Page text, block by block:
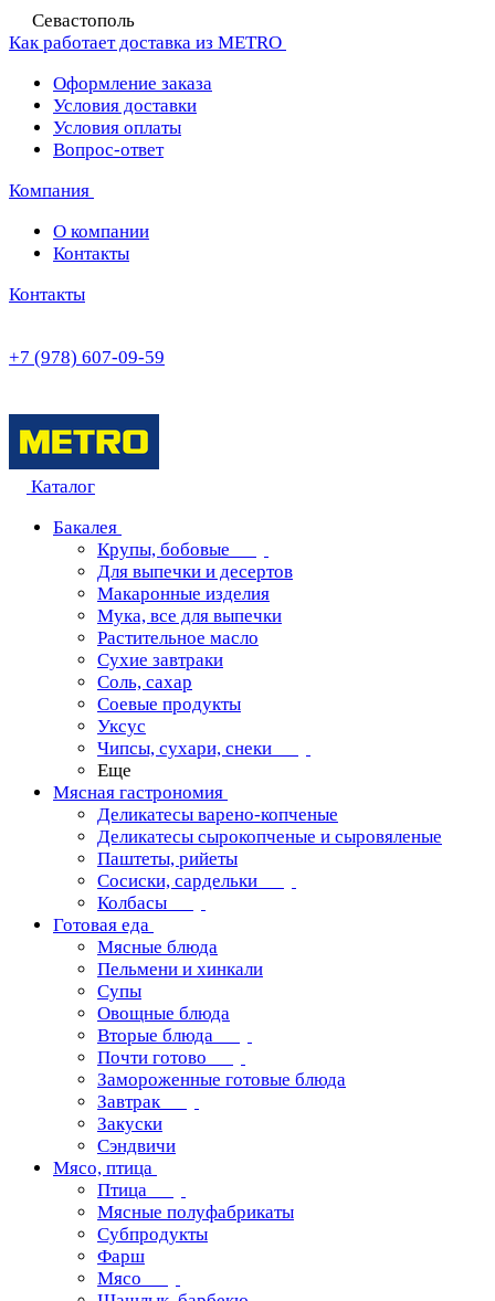
Севастополь
Как работает доставка из METRO
Оформление заказа
Условия доставки
Условия оплаты
Вопрос-ответ
Компания
О компании
Контакты
Контакты
+7 (978) 607-09-59
Каталог
Бакалея
Крупы, бобовые
Для выпечки и десертов
Макаронные изделия
Мука, все для выпечки
Растительное масло
Сухие завтраки
Соль, сахар
Соевые продукты
Уксус
Чипсы, сухари, снеки
Еще
Мясная гастрономия
Деликатесы варено-копченые
Деликатесы сырокопченые и сыровяленые
Паштеты, рийеты
Сосиски, сардельки
Колбасы
Готовая еда
Мясные блюда
Пельмени и хинкали
Супы
Овощные блюда
Вторые блюда
Почти готово
Замороженные готовые блюда
Завтрак
Закуски
Сэндвичи
Мясо, птица
Птица
Мясные полуфабрикаты
Субпродукты
Фарш
Мясо